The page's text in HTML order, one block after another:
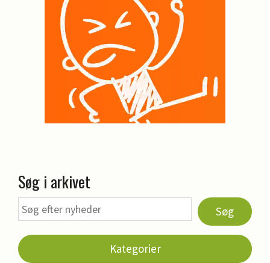
Søg i arkivet
Søg
Kategorier